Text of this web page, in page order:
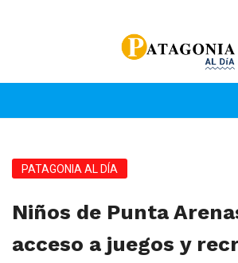
PATAGONIA AL DÍA
Niños de Punta
acceso a juegos y